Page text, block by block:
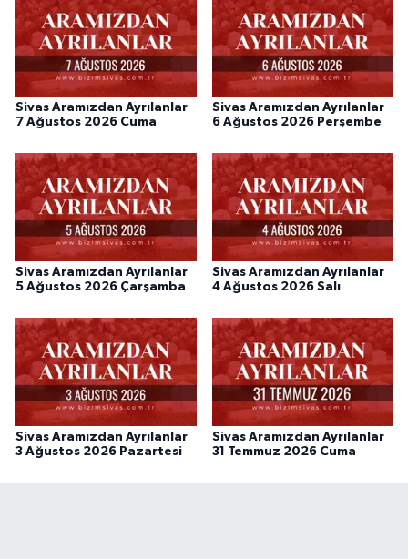
Sivas Aramızdan Ayrılanlar
7 Ağustos 2026 Cuma
Sivas Aramızdan Ayrılanlar
6 Ağustos 2026 Perşembe
Sivas Aramızdan Ayrılanlar
5 Ağustos 2026 Çarşamba
Sivas Aramızdan Ayrılanlar
4 Ağustos 2026 Salı
Sivas Aramızdan Ayrılanlar
3 Ağustos 2026 Pazartesi
Sivas Aramızdan Ayrılanlar
31 Temmuz 2026 Cuma